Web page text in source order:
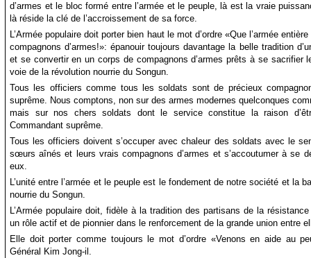
d’armes et le bloc formé entre l’armée et le peuple, là est la vraie
là réside la clé de l’accroissement de sa force.
L’Armée populaire doit porter bien haut le mot d’ordre «Que l’armée
compagnons d’armes!»: épanouir toujours davantage la belle tradition
et se convertir en un corps de compagnons d’armes prêts à se sacrifier
voie de la révolution nourrie du Songun.
Tous les officiers comme tous les soldats sont de précieux
suprême. Nous comptons, non sur des armes modernes quelconques
mais sur nos chers soldats dont le service constitue la raison
Commandant suprême.
Tous les officiers doivent s’occuper avec chaleur des soldats avec le
sœurs aînés et leurs vrais compagnons d’armes et s’accoutumer à se
eux.
L’unité entre l’armée et le peuple est le fondement de notre société et la
nourrie du Songun.
L’Armée populaire doit, fidèle à la tradition des partisans de la
un rôle actif et de pionnier dans le renforcement de la grande union entre
Elle doit porter comme toujours le mot d’ordre «Venons en aide au
Général Kim Jong-il.